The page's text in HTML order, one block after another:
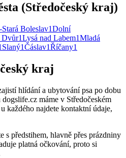
(Středočeský kraj)
Boleslav1Dolní
Dvůr1Lysá nad Labem1Mladá
Slaný1Čáslav1Říčany1
kraj
hlídání a ubytování psa po dobu
máme v Středočeském
každého najdete kontaktní údaje,
s předstihem, hlavně přes prázdniny
platná očkování, proto si